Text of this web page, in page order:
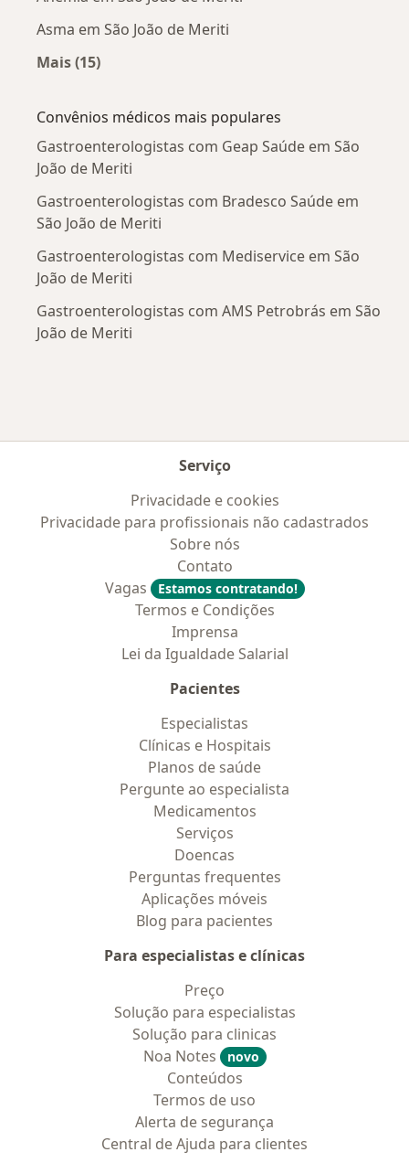
Asma em São João de Meriti
Mais (15)
Convênios médicos mais populares
Gastroenterologistas com Geap Saúde em São
João de Meriti
Gastroenterologistas com Bradesco Saúde em
São João de Meriti
Gastroenterologistas com Mediservice em São
João de Meriti
Gastroenterologistas com AMS Petrobrás em São
João de Meriti
Serviço
Privacidade e cookies
Privacidade para profissionais não cadastrados
Sobre nós
Contato
Vagas
Estamos contratando!
Termos e Condições
Imprensa
Lei da Igualdade Salarial
Pacientes
Especialistas
Clínicas e Hospitais
Planos de saúde
Pergunte ao especialista
Medicamentos
Serviços
Doencas
Perguntas frequentes
Aplicações móveis
Blog para pacientes
Para especialistas e clínicas
Preço
Solução para especialistas
Solução para clinicas
Noa Notes
novo
Conteúdos
Termos de uso
Alerta de segurança
Central de Ajuda para clientes